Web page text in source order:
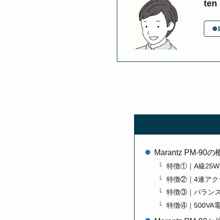
ten
Marantz PM-90の
特徴①｜A級
特徴②｜4連アク
特徴③｜バラン
特徴④｜500VA